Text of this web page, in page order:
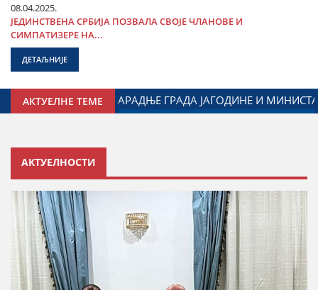
08.04.2025.
ЈЕДИНСТВЕНА СРБИЈА ПОЗВАЛА СВОЈЕ ЧЛАНОВЕ И
СИМПАТИЗЕРЕ НА...
ДЕТАЉНИЈЕ
АКТУЕЛНЕ ТЕМЕДАЛИБОР МАРКОВИЋ НА ОБЕЛЕЖАВАЊУ
АКТУЕЛНОСТИ